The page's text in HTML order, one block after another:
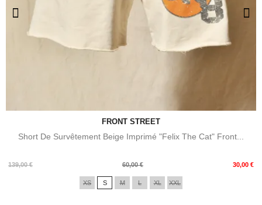
FRONT STREET
Short De Survêtement Beige Imprimé "Felix The Cat" Front...
139,00 €
Prix
60,00 € 30,00 €
Prix
XS S M L XL XXL